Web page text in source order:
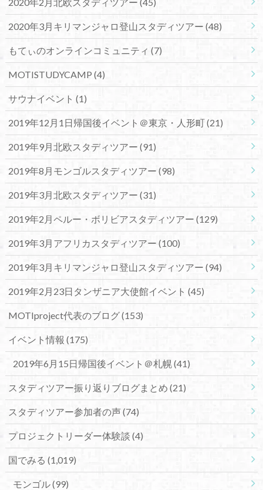
2020年3月キリマンジャロ登山スタディツアー (48)
もてぃのオンラインコミュニティ (7)
MOTISTUDYCAMP (4)
サウナイベント (1)
2019年12月1日帰国後イベント＠東京・人形町(21)
2019年9月北欧スタディツアー (91)
2019年8月モンゴルスタディツアー (98)
2019年3月北欧スタディツアー (31)
2019年2月ペルー・ボリビアスタディツアー (129)
2019年3月アフリカスタディツアー (100)
2019年3月キリマンジャロ登山スタディツアー (94)
2019年2月23日タンザニア大使館イベント (45)
MOTIproject代表のブログ(153)
イベント情報 (175)
2019年6月15日帰国後イベント＠札幌(41)
スタディツアー振り返りブログまとめ (21)
スタディツアー参加者の声(74)
プロジェクトリーダー体験談 (4)
国でみる (1,019)
モンゴル(99)